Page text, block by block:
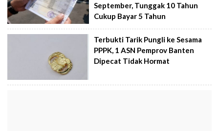
September, Tunggak 10 Tahun
Cukup Bayar 5 Tahun
Terbukti Tarik Pungli ke Sesama
PPPK, 1 ASN Pemprov Banten
Dipecat Tidak Hormat